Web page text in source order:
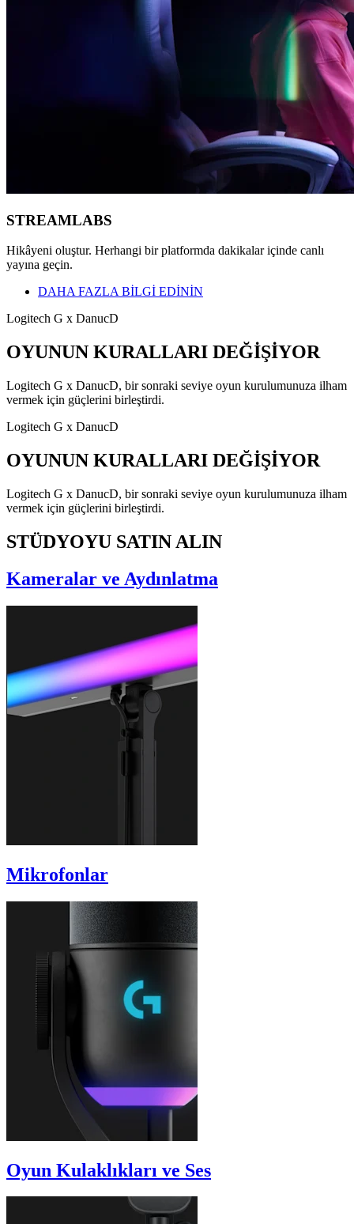
STREAMLABS
Hikâyeni oluştur. Herhangi bir platformda dakikalar içinde canlı
yayına geçin.
DAHA FAZLA BİLGİ EDİNİN
Logitech G x DanucD
OYUNUN KURALLARI DEĞİŞİYOR
Logitech G x DanucD, bir sonraki seviye oyun kurulumunuza ilham
vermek için güçlerini birleştirdi.
Logitech G x DanucD
OYUNUN KURALLARI DEĞİŞİYOR
Logitech G x DanucD, bir sonraki seviye oyun kurulumunuza ilham
vermek için güçlerini birleştirdi.
STÜDYOYU SATIN ALIN
Kameralar ve Aydınlatma
Mikrofonlar
Oyun Kulaklıkları ve Ses